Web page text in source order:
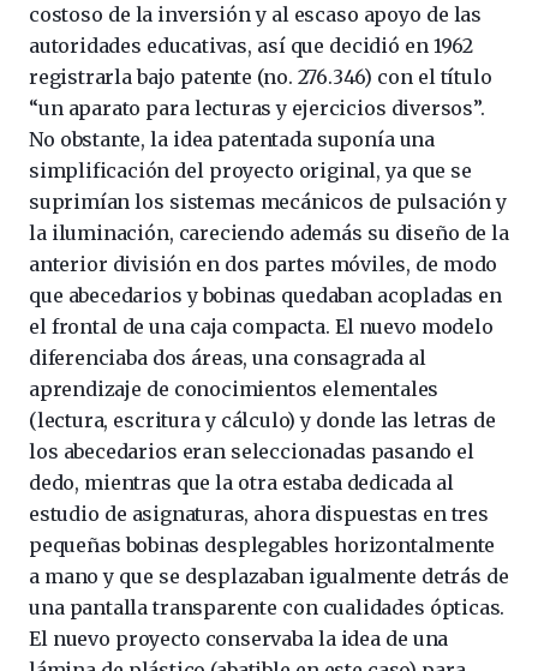
costoso de la inversión y al escaso apoyo de las
autoridades educativas, así que decidió en 1962
registrarla bajo patente (no. 276.346) con el título
“un aparato para lecturas y ejercicios diversos”.
No obstante, la idea patentada suponía una
simplificación del proyecto original, ya que se
suprimían los sistemas mecánicos de pulsación y
la iluminación, careciendo además su diseño de la
anterior división en dos partes móviles, de modo
que abecedarios y bobinas quedaban acopladas en
el frontal de una caja compacta. El nuevo modelo
diferenciaba dos áreas, una consagrada al
aprendizaje de conocimientos elementales
(lectura, escritura y cálculo) y donde las letras de
los abecedarios eran seleccionadas pasando el
dedo, mientras que la otra estaba dedicada al
estudio de asignaturas, ahora dispuestas en tres
pequeñas bobinas desplegables horizontalmente
a mano y que se desplazaban igualmente detrás de
una pantalla transparente con cualidades ópticas.
El nuevo proyecto conservaba la idea de una